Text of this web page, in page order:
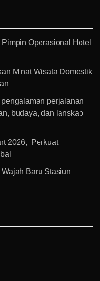
Operasional Hotel
Minat Wisata Domestik
perjalanan
budaya, dan lanskap
2026, Perkuat
Baru Stasiun